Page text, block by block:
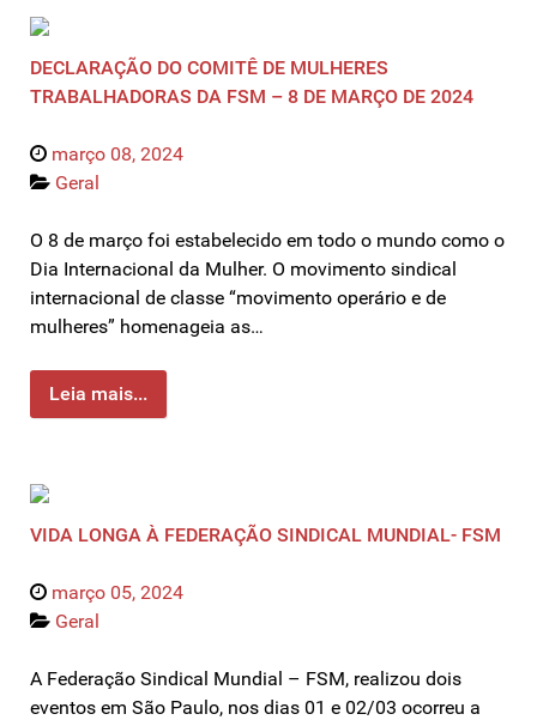
DECLARAÇÃO DO COMITÊ DE MULHERES
TRABALHADORAS DA FSM – 8 DE MARÇO DE 2024
março 08, 2024
Geral
O 8 de março foi estabelecido em todo o mundo como o
Dia Internacional da Mulher. O movimento sindical
internacional de classe “movimento operário e de
mulheres” homenageia as…
Leia mais...
VIDA LONGA À FEDERAÇÃO SINDICAL MUNDIAL- FSM
março 05, 2024
Geral
A Federação Sindical Mundial – FSM, realizou dois
eventos em São Paulo, nos dias 01 e 02/03 ocorreu a